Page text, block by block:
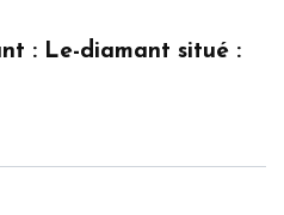
: Le-diamant situé :